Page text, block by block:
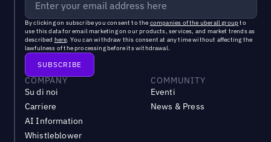
By clicking on subscribe you consent to the companies of the uberall groupto
use this data for email marketing on our products, services, and market trends as
described here. You can withdraw this consent at any time without affecting the
lawfulness of the processing before its withdrawal.
COMPANY
Su di noi
Carriere
AI Information
Whistleblower
COMMUNITY
Eventi
News & Press